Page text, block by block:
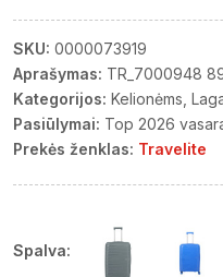
SKU: 0000073919
Aprašymas: TR_7000948
Kategorijos: Kelionėms
Pasiūlymai: Top 2026
Prekės ženklas: Travelite
Spalva: